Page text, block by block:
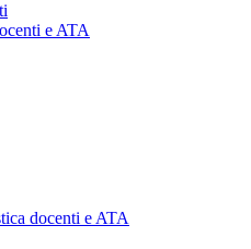
e ATA
docenti e ATA